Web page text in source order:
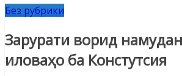
Без рубрики
Зарурати ворид
иловаҳо ба Констутсия